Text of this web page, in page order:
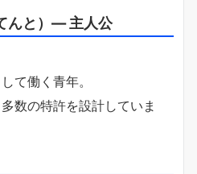
んと）― 主人公
て働く青年。
数の特許を設計していま